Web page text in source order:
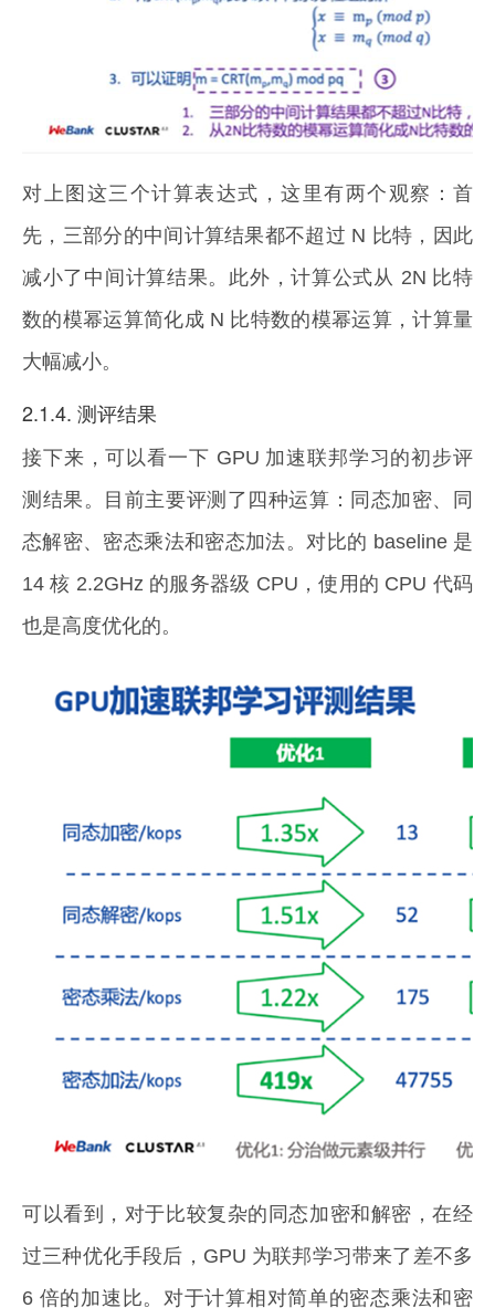
对上图这三个计算表达式，这里有两个观察：首
先，三部分的中间计算结果都不超过 N 比特，因此
减小了中间计算结果。此外，计算公式从 2N 比特
数的模幂运算简化成 N 比特数的模幂运算，计算量
大幅减小。
2.1.4. 测评结果
接下来，可以看一下 GPU 加速联邦学习的初步评
测结果。目前主要评测了四种运算：同态加密、同
态解密、密态乘法和密态加法。对比的 baseline 是
14 核 2.2GHz 的服务器级 CPU，使用的 CPU 代码
也是高度优化的。
可以看到，对于比较复杂的同态加密和解密，在经
过三种优化手段后，GPU 为联邦学习带来了差不多
6 倍的加速比。对于计算相对简单的密态乘法和密